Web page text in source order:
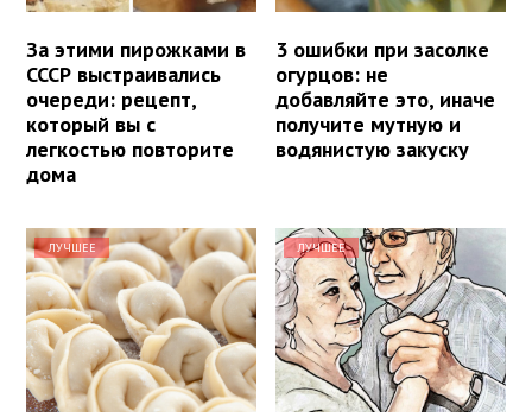
За этими пирожками в
СССР выстраивались
очереди: рецепт,
который вы с
легкостью повторите
дома
3 ошибки при засолке
огурцов: не
добавляйте это, иначе
получите мутную и
водянистую закуску
ЛУЧШЕЕ ЛУЧШЕЕ